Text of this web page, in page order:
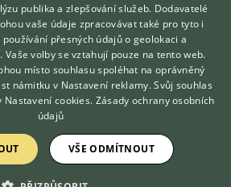
O nás
Kontakt
zvýraznění inzerátů
Podmínky užití
osobních údajů
Přihlášení
Registrace
Hledáte zvířecího kamaráda?
Zdarma vám poradí
VETERINÁŘ ONLINE
KONZULTOVAT S
VETERINÁŘEM
publika a zlepšování služeb. Dodavatelé
vaše údaje zpracovávat také pro tyto i
přesných údajů o geolokaci a
volby se vztahují pouze na tento web.
místo souhlasu spoléhat na oprávněný
námitku v Nastavení reklamy. Svůj souhlas
Nastavení cookies. Zásady ochrany osobních
údajů
VŠE ODMÍTNOUT